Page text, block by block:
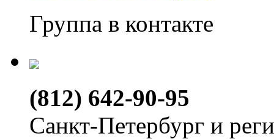
Группа в контакте
(812) 642-90-95
Санкт-Петербург и